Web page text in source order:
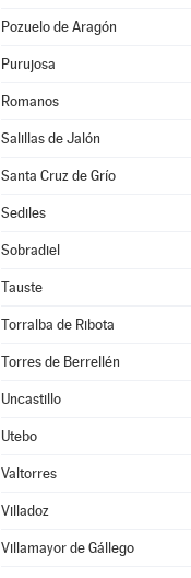
Pozuelo de Aragón
Purujosa
Romanos
Salillas de Jalón
Santa Cruz de Grío
Sediles
Sobradiel
Tauste
Torralba de Ribota
Torres de Berrellén
Uncastillo
Utebo
Valtorres
Villadoz
Villamayor de Gállego